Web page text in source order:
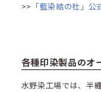
>> 「藍染結の杜」
各種印染製品のオ
水野染工場では、半